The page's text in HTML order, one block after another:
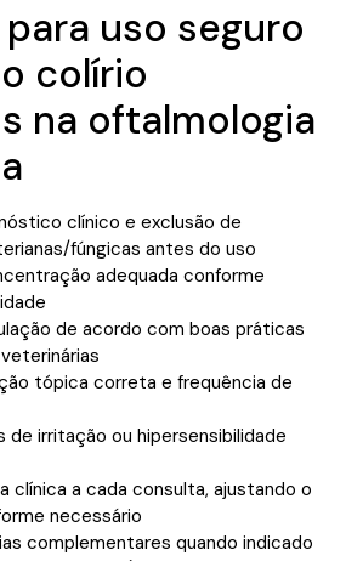
uso seguro
colírio
na oftalmologia
clínico e exclusão de
fúngicas antes do uso
adequada conforme
de acordo com boas práticas
tópica correta e frequência de
de irritação ou hipersensibilidade
clínica a cada consulta, ajustando o
necessário
complementares quando indicado